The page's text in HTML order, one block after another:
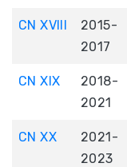
CN XVIII
2015-
2017
CN XIX
2018-
2021
CN XX
2021-
2023